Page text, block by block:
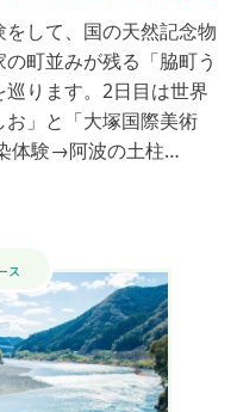
して、国の天然記念物
町並みが残る「脇町う
ります。2日目は世界
」と「大塚国際美術
体験→阿波の土柱…
ス